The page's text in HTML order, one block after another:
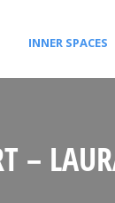
INNER SPACES
–